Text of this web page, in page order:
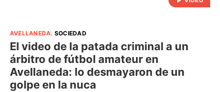
AVELLANEDA. SOCIEDAD
El video de la patada criminal a un
árbitro de fútbol amateur en
Avellaneda: lo desmayaron de un
golpe en la nuca